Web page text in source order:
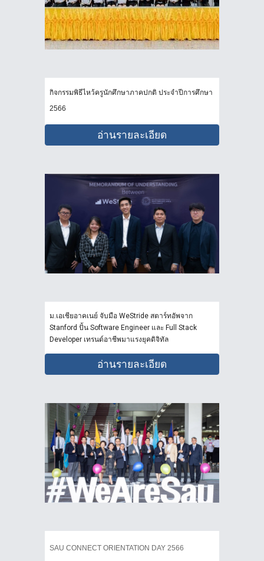
กิจกรรมพิธีไหว้ครูนักศึกษาภาคปกติ ประจำปีการศึกษา
2566
อ่านรายละเอียด
ม.เอเชียอาคเนย์ จับมือ WeStride สตาร์ทอัพจาก
Stanford ปั้น Software Engineer และ Full Stack
Developer เทรนด์อาชีพมาแรงยุคดิจิทัล
อ่านรายละเอียด
SAU CONNECT ORIENTATION DAY 2566